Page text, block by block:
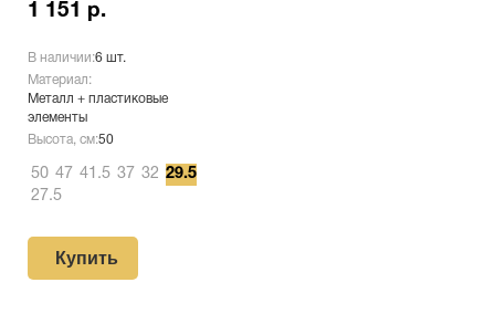
1 151 р.
В наличии:6 шт.
Материал:
Металл + пластиковые
элементы
Высота, см:50
50 47 41.5 37 32 29.5
27.5
Купить